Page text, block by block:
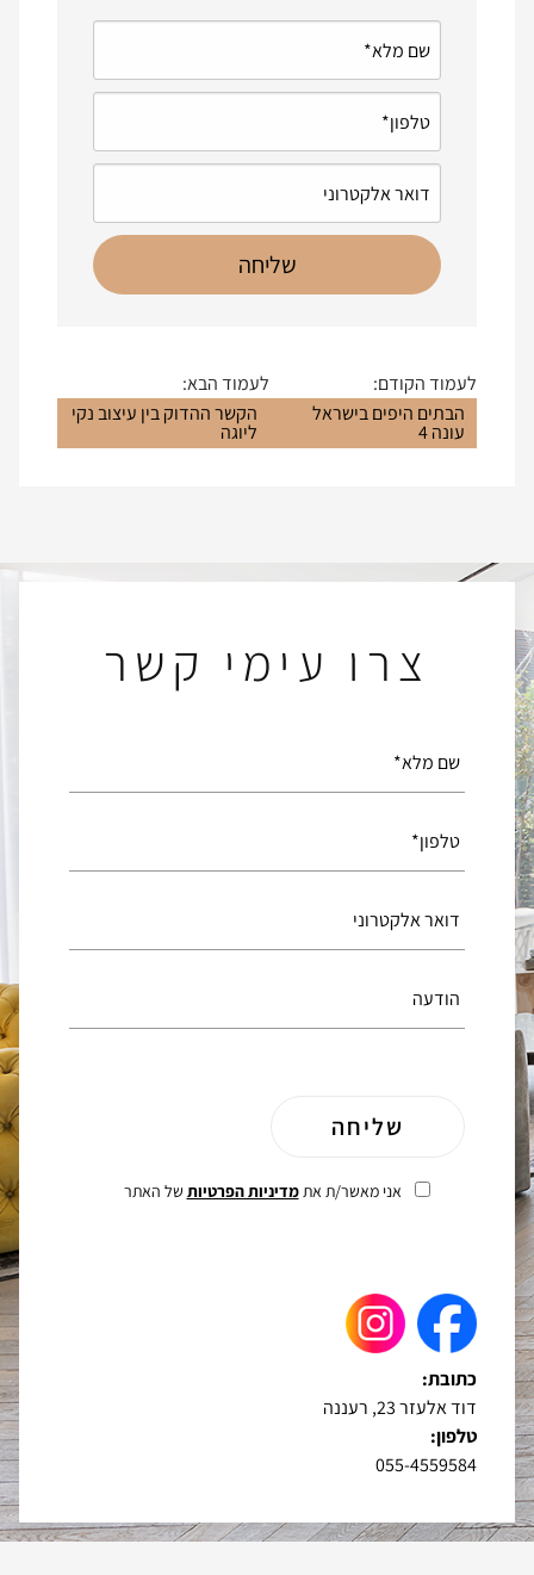
לעמוד הקודם:
הבתים היפים בישראל
עונה 4
לעמוד הבא:
הקשר ההדוק בין עיצוב נקי
ליוגה
צרו עימי קשר
אני מאשר/ת אתמדיניות הפרטיות של האתר
כתובת:
דוד אלעזר 23, רעננה
טלפון:
055-4559584